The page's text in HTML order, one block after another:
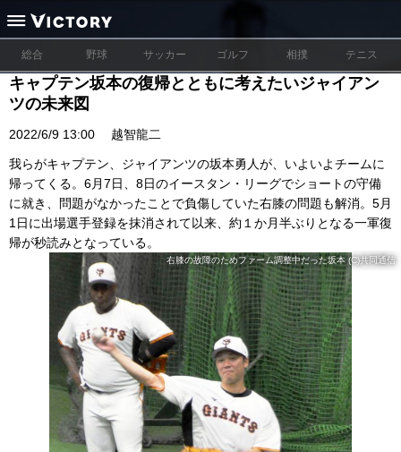
総合 野球 サッカー ゴルフ 相撲 テニス
キャプテン坂本の復帰とともに考えたいジャイアン
ツの未来図
2022/6/9 13:00 越智龍二
我らがキャプテン、ジャイアンツの坂本勇人が、いよいよチームに
帰ってくる。6月7日、8日のイースタン・リーグでショートの守備
に就き、問題がなかったことで負傷していた右膝の問題も解消。5月
1日に出場選手登録を抹消されて以来、約１か月半ぶりとなる一軍復
帰が秒読みとなっている。
右膝の故障のためファーム調整中だった坂本 (C)共同通信